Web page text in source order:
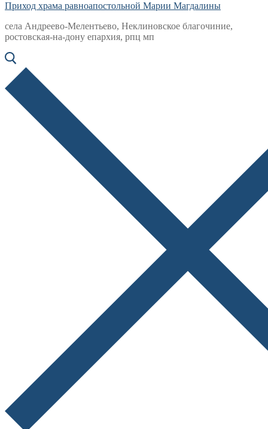
Приход храма равноапостольной Марии Магдалины
села Андреево-Мелентьево, Неклиновское благочиние,
ростовская-на-дону епархия, рпц мп